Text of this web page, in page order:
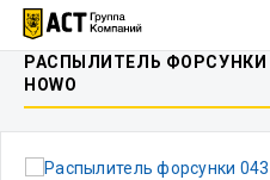
РАСПЫЛИТЕЛЬ ФОРСУНКИ
HOWO